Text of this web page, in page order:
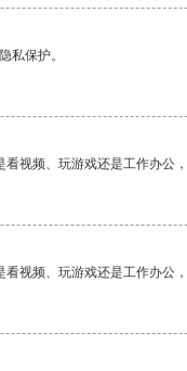
私保护。
视频、玩游戏还是工作办公
视频、玩游戏还是工作办公